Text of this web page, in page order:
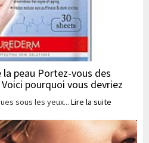
peau Portez-vous des
pourquoi vous devriez
sous les yeux... Lire la suite